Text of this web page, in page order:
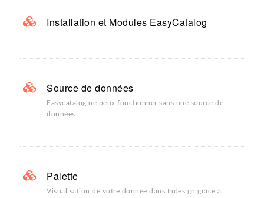
Installation et Modules EasyCatalog
Source de données
Easycatalog ne peux fonctionner sans une source de
données.
Palette
Visualisation de votre donnée dans Indesign grâce à